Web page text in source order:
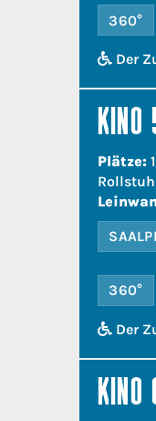
360°
Der
KINO
Plätze:
360°
Der
KINO